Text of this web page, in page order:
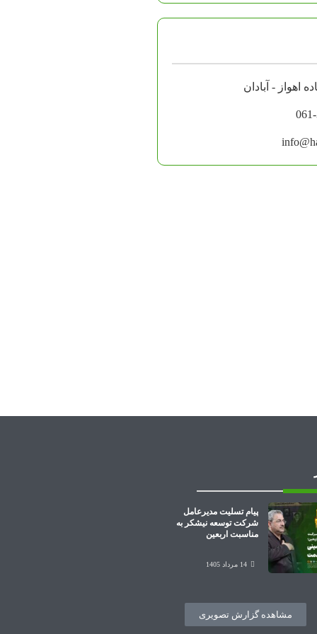
پیام تسلیت مدیرعامل
شرکت توسعه نیشکر به
مناسبت اربعین
14 مرداد 1405
مشاهده گزارش تصویری